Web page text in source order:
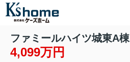
ファミールハイツ城東A棟
4,099万円